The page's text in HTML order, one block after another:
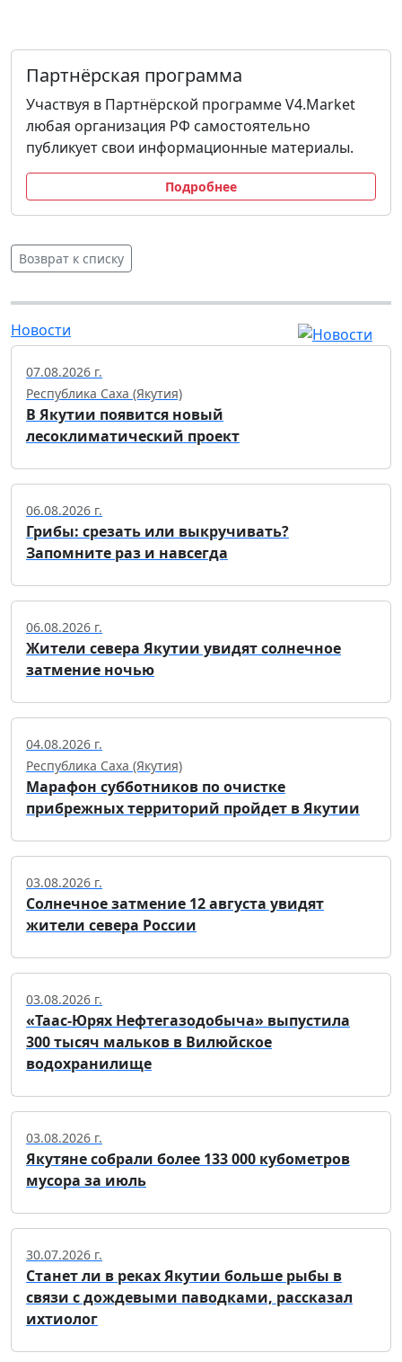
Партнёрская программа
Участвуя в Партнёрской программе V4.Market
любая организация РФ самостоятельно
публикует свои информационные материалы.
Подробнее
Возврат к списку
Новости
07.08.2026 г.
Республика Саха (Якутия)
В Якутии появится новый
лесоклиматический проект
06.08.2026 г.
Грибы: срезать или выкручивать?
Запомните раз и навсегда
06.08.2026 г.
Жители севера Якутии увидят солнечное
затмение ночью
04.08.2026 г.
Республика Саха (Якутия)
Марафон субботников по очистке
прибрежных территорий пройдет в Якутии
03.08.2026 г.
Солнечное затмение 12 августа увидят
жители севера России
03.08.2026 г.
«Таас-Юрях Нефтегазодобыча» выпустила
300 тысяч мальков в Вилюйское
водохранилище
03.08.2026 г.
Якутяне собрали более 133 000 кубометров
мусора за июль
30.07.2026 г.
Станет ли в реках Якутии больше рыбы в
связи с дождевыми паводками, рассказал
ихтиолог